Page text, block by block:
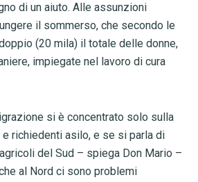
di un aiuto. Alle assunzioni
il sommerso, che secondo le
(20 mila) il totale delle donne,
impiegate nel lavoro di cura
si è concentrato solo sulla
richiedenti asilo, e se si parla di
del Sud – spiega Don Mario –
al Nord ci sono problemi